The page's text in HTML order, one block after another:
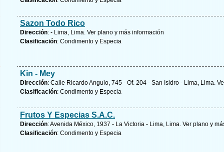
Sazon Todo Rico
Dirección: - Lima, Lima. Ver plano y más información
Clasificación: Condimento y Especia
Kin - Mey
Dirección: Calle Ricardo Angulo, 745 - Of. 204 - San Isidro - Lima, Lima.
Clasificación: Condimento y Especia
Frutos Y Especias S.A.C.
Dirección: Avenida México, 1937 - La Victoria - Lima, Lima. Ver plano y
Clasificación: Condimento y Especia